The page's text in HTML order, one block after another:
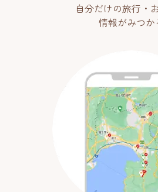
自分だけの旅行・
情報がみつか